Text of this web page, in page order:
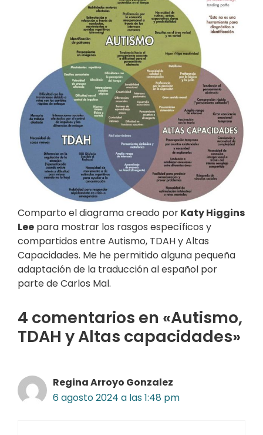
Comparto el diagrama creado porKaty Higgins
Lee para mostrar los rasgos específicos y
compartidos entre Autismo, TDAH y Altas
Capacidades. Me he permitido alguna pequeña
adaptación de la traducción al español por
parte de Carlos Mal.
4 comentarios en «Autismo,
TDAH y Altas capacidades»
Regina Arroyo Gonzalez
6 agosto 2024 a las 1:48 pm